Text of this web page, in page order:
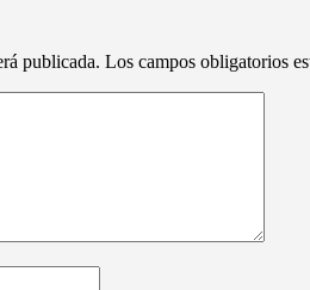
publicada. Los campos obligatorios